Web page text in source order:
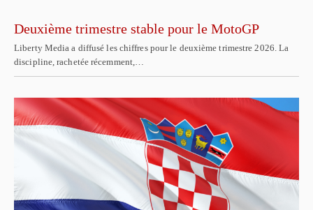
Deuxième trimestre stable pour le MotoGP
Liberty Media a diffusé les chiffres pour le deuxième trimestre 2026. La
discipline, rachetée récemment,…